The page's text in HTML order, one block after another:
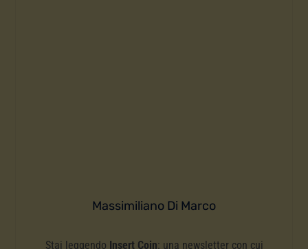
Massimiliano Di Marco
Stai leggendo Insert Coin: una newsletter con cui